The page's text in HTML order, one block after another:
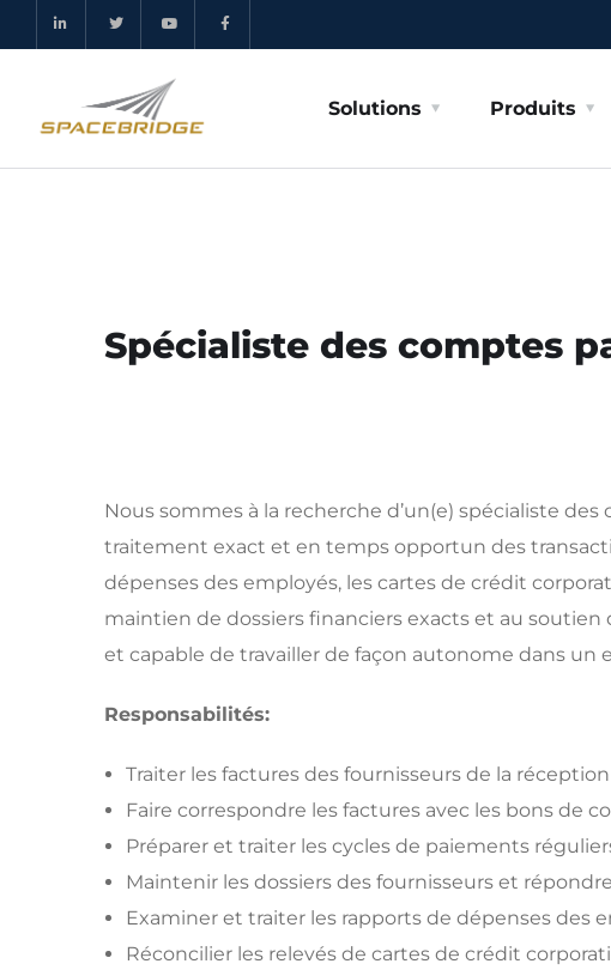
Solutions Produits
Spécialiste des comptes
Nous sommes à la recherche d’un(e) spécialiste
traitement exact et en temps opportun des
dépenses des employés, les cartes de crédit
maintien de dossiers financiers exacts et au
et capable de travailler de façon autonome dans
Responsabilités:
Traiter les factures des fournisseurs de la
Faire correspondre les factures avec les bons de
Préparer et traiter les cycles de paiements
Maintenir les dossiers des fournisseurs et
Examiner et traiter les rapports de dépenses des
Réconcilier les relevés de cartes de crédit